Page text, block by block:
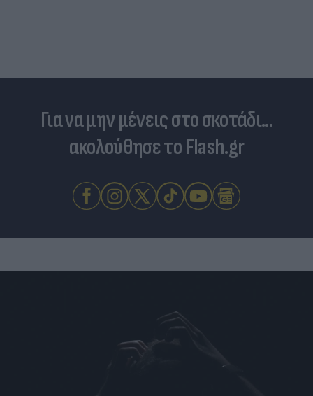
Για να μην μένεις στο σκοτάδι...
ακολούθησε το Flash.gr